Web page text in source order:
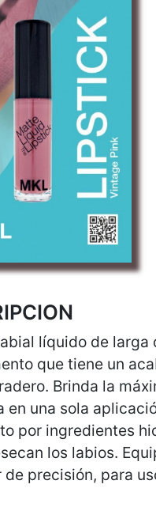
líquido de larga
que tiene un
Brinda la
en una sola
por ingredientes
los labios.
de precisión, para